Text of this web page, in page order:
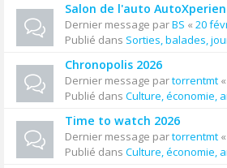
Salon de l'auto
Dernier message parBS « 20
Publié dans Sorties, balades,
Chronopolis 2026
Dernier message partorrentmt «
Publié dans Culture, économie,
Time to watch 2026
Dernier message partorrentmt «
Publié dans Culture, économie,